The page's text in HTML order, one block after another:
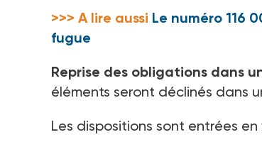
>>> A lire aussi Le numéro 116
fugue
Reprise des obligations dans
éléments seront déclinés dans
Les dispositions sont entrées en